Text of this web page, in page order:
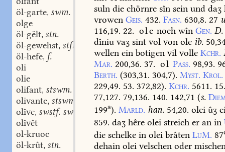
öl-garte, swm.
olge
öl-gëlt, stn.
öl-gewehst, stfn.
öl-hefe, f.
oli
olie
olifant, stswm.
olivante, stswm.
olîve, swstf. swm.
olîvêt
ol-kruoc
öl-krût, stn.
suln die chörnre sîn sein und daʒ
vrowen Geis. 432. Fasn. 630,8. 27
116,19. 22. ole nochwîn Gen. D.
dîniu vaʒ sint vol von ole ib.
wellen ein botigen vil volle Kchr.
Mar. 200,36. 37. ol Pass. 98,93.
Berth. (303,31. 304,7). Myst. Krol.
229,49. 53. 372,82). Kchr. 5611.
77,127. 79,136. 140. 142,71 (s.
199a). Marld. han. 54,20. olei ûʒ
859. daʒ hêre olei streich er an in
die schelke in olei brâten LuM. 87
dehain olei velschen oder